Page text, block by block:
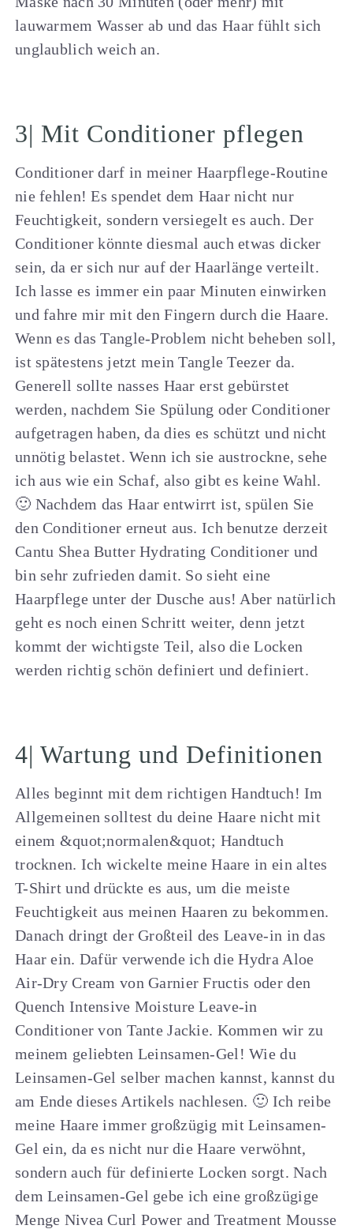
lauwarmem Wasser ab und das Haar fühlt sich
unglaublich weich an.
3| Mit Conditioner pflegen
Conditioner darf in meiner Haarpflege-Routine
nie fehlen! Es spendet dem Haar nicht nur
Feuchtigkeit, sondern versiegelt es auch. Der
Conditioner könnte diesmal auch etwas dicker
sein, da er sich nur auf der Haarlänge verteilt.
Ich lasse es immer ein paar Minuten einwirken
und fahre mir mit den Fingern durch die Haare.
Wenn es das Tangle-Problem nicht beheben soll,
ist spätestens jetzt mein Tangle Teezer da.
Generell sollte nasses Haar erst gebürstet
werden, nachdem Sie Spülung oder Conditioner
aufgetragen haben, da dies es schützt und nicht
unnötig belastet. Wenn ich sie austrockne, sehe
ich aus wie ein Schaf, also gibt es keine Wahl.
🙂 Nachdem das Haar entwirrt ist, spülen Sie
den Conditioner erneut aus. Ich benutze derzeit
Cantu Shea Butter Hydrating Conditioner und
bin sehr zufrieden damit. So sieht eine
Haarpflege unter der Dusche aus! Aber natürlich
geht es noch einen Schritt weiter, denn jetzt
kommt der wichtigste Teil, also die Locken
werden richtig schön definiert und definiert.
4| Wartung und Definitionen
Alles beginnt mit dem richtigen Handtuch! Im
Allgemeinen solltest du deine Haare nicht mit
einem &quot;normalen&quot; Handtuch
trocknen. Ich wickelte meine Haare in ein altes
T-Shirt und drückte es aus, um die meiste
Feuchtigkeit aus meinen Haaren zu bekommen.
Danach dringt der Großteil des Leave-in in das
Haar ein. Dafür verwende ich die Hydra Aloe
Air-Dry Cream von Garnier Fructis oder den
Quench Intensive Moisture Leave-in
Conditioner von Tante Jackie. Kommen wir zu
meinem geliebten Leinsamen-Gel! Wie du
Leinsamen-Gel selber machen kannst, kannst du
am Ende dieses Artikels nachlesen. 🙂 Ich reibe
meine Haare immer großzügig mit Leinsamen-
Gel ein, da es nicht nur die Haare verwöhnt,
sondern auch für definierte Locken sorgt. Nach
dem Leinsamen-Gel gebe ich eine großzügige
Menge Nivea Curl Power and Treatment Mousse